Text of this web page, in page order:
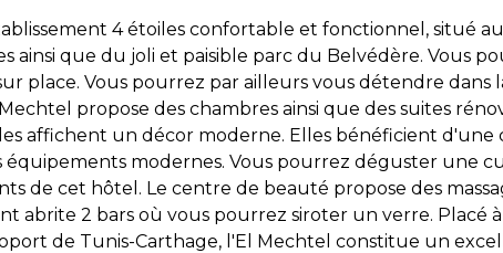
4 étoiles confortable et fonctionnel, situé
ainsi que du joli et paisible parc du Belvédère. Vous
place. Vous pourrez par ailleurs vous détendre dans
propose des chambres ainsi que des suites
affichent un décor moderne. Elles bénéficient
modernes. Vous pourrez déguster une
de cet hôtel. Le centre de beauté propose des
abrite 2 bars où vous pourrez siroter un verre. Placé
de Tunis-Carthage, l'El Mechtel constitue un